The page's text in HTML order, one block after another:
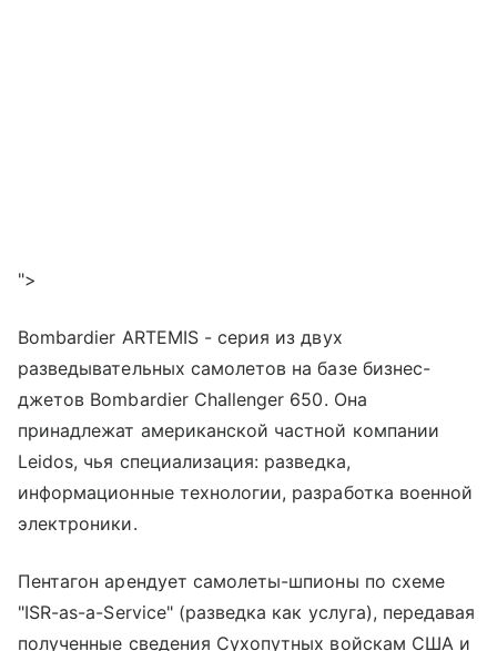
">
Bombardier ARTEMIS - серия из двух
разведывательных самолетов на базе бизнес-
джетов Bombardier Challenger 650. Она
принадлежат американской частной компании
Leidos, чья специализация: разведка,
информационные технологии, разработка военной
электроники.
Пентагон арендует самолеты-шпионы по схеме
"ISR-as-a-Service" (разведка как услуга), передавая
полученные сведения Сухопутных войскам США и